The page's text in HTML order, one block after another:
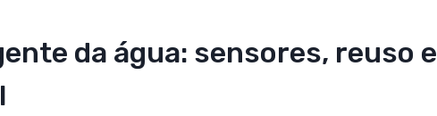
da água: sensores, reuso e